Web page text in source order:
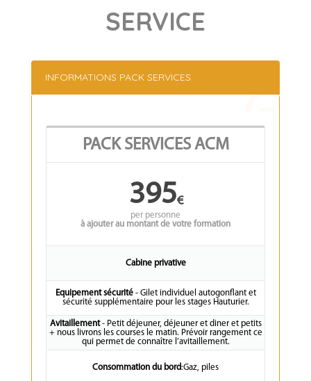
SERVICE
INFORMATIONS PACK SERVICES
PACK SERVICES ACM
395€
per personne
à ajouter au montant de votre formation
Cabine privative
Equipement sécurité - Gilet individuel autogonflant et
sécurité supplémentaire pour les stages Hauturier.
Avitaillement- Petit déjeuner, déjeuner et diner et petits
+ nous livrons les courses le matin. Prévoir rangement ce
qui permet de connaître l’avitaillement.
Consommation du bord:Gaz, piles